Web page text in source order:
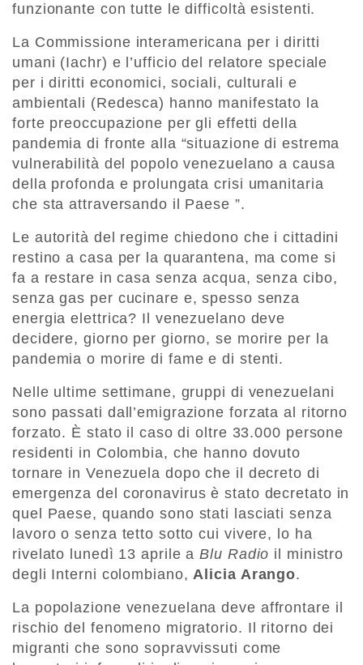
funzionante con tutte le difficoltà esistenti.
La Commissione interamericana per i diritti
umani (Iachr) e l’ufficio del relatore speciale
per i diritti economici, sociali, culturali e
ambientali (Redesca) hanno manifestato la
forte preoccupazione per gli effetti della
pandemia di fronte alla “situazione di estrema
vulnerabilità del popolo venezuelano a causa
della profonda e prolungata crisi umanitaria
che sta attraversando il Paese ”.
Le autorità del regime chiedono che i cittadini
restino a casa per la quarantena, ma come si
fa a restare in casa senza acqua, senza cibo,
senza gas per cucinare e, spesso senza
energia elettrica? Il venezuelano deve
decidere, giorno per giorno, se morire per la
pandemia o morire di fame e di stenti.
Nelle ultime settimane, gruppi di venezuelani
sono passati dall’emigrazione forzata al ritorno
forzato. È stato il caso di oltre 33.000 persone
residenti in Colombia, che hanno dovuto
tornare in Venezuela dopo che il decreto di
emergenza del coronavirus è stato decretato in
quel Paese, quando sono stati lasciati senza
lavoro o senza tetto sotto cui vivere, lo ha
rivelato lunedì 13 aprile aBlu Radio il ministro
degli Interni colombiano,Alicia Arango.
La popolazione venezuelana deve affrontare il
rischio del fenomeno migratorio. Il ritorno dei
migranti che sono sopravvissuti come